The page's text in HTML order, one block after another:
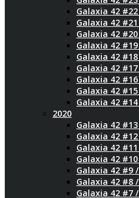
Galaxia 42
Galaxia 42
Galaxia 42
Galaxia 42
Galaxia 42
Galaxia 42
Galaxia 42
Galaxia 42
Galaxia 42
2020
Galaxia 42
Galaxia 42
Galaxia 42
Galaxia 42
Galaxia 42 #9
Galaxia 42 #8
Galaxia 42 #7